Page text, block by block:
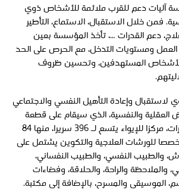
آليات دعم للقرب ملائمة للأشخاص ذوي
فمن خلال الاستقبال، الاستماع، التأطير
دعم القدرات …، تأخذ المؤسسة بعين
العمل ومستويات التدخل، مع الحرص على الحد
للأشخاص المستهدفين، وتحسين ظروف
وإعادة التأهيل النفسي والاجتماعي
والنفسية، الذي سيقام على قطعة
أرضية مساحتها 8 هكتارات، مركزا للإيواء يتسع لـ 396 سريرا، منها 84
للورشات العلاجية والتكوين يشتمل على
والطبيب النفسي، والطبيب النفساني،
والملاحظة والراحة، والحلاقة، وفضاءات
الموسيقى والمسرح، بالإضافة إلى مكتبة.